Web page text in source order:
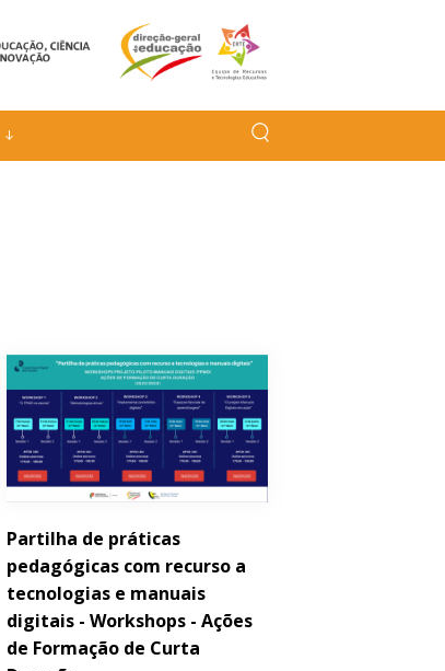
Partilha de práticas
pedagógicas com recurso a
tecnologias e manuais
digitais - Workshops - Ações
de Formação de Curta